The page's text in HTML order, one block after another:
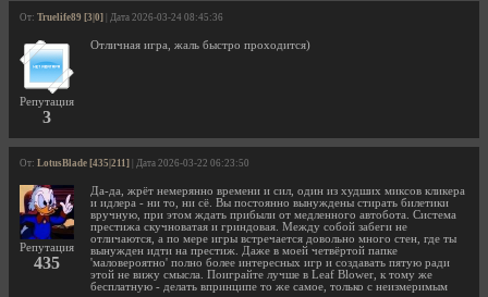
От: Truelife89 [3|0] | Дата 2026-03-24 08:45:36
Репутация
3
Отличная игра, жаль быстро проходится)
От: LotusBlade [435|211] | Дата 2026-03-22 06:23:50
Репутация
435
Да-да, жрёт немерянно времени и сил, один из худших миксов кликера
и идлера - ни то, ни сё. Вы постоянно вынуждены стирать билетики
вручную, при этом ждать прибыли от медленного автобота. Система
престижа скучноватая и гриндовая. Между собой забеги не
отличаются, а по мере игры встречается довольно много стен, где ты
вынужден идти на престиж. Даже в моей четвёртой папке
'маловероятно' полно более интересных игр и создавать пятую ради
этой не вижу смысла. Поиграйте лучше в Leaf Blower, к тому же
бесплатную - делать впринципе то же самое, только с неизмеримым